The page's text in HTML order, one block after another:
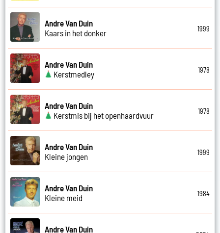
Andre Van Duin
Kaars in het donker
1999
Andre Van Duin
Kerstmedley
1978
Andre Van Duin
Kerstmis bij het openhaardvuur
1978
Andre Van Duin
Kleine jongen
1999
Andre Van Duin
Kleine meid
1984
Andre Van Duin